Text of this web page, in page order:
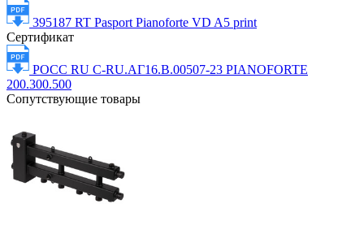
395187 RT Pasport Pianoforte VD A5 print
Сертификат
РОСС RU С-RU.АГ16.В.00507-23 PIANOFORTE
200.300.500
Сопутствующие товары